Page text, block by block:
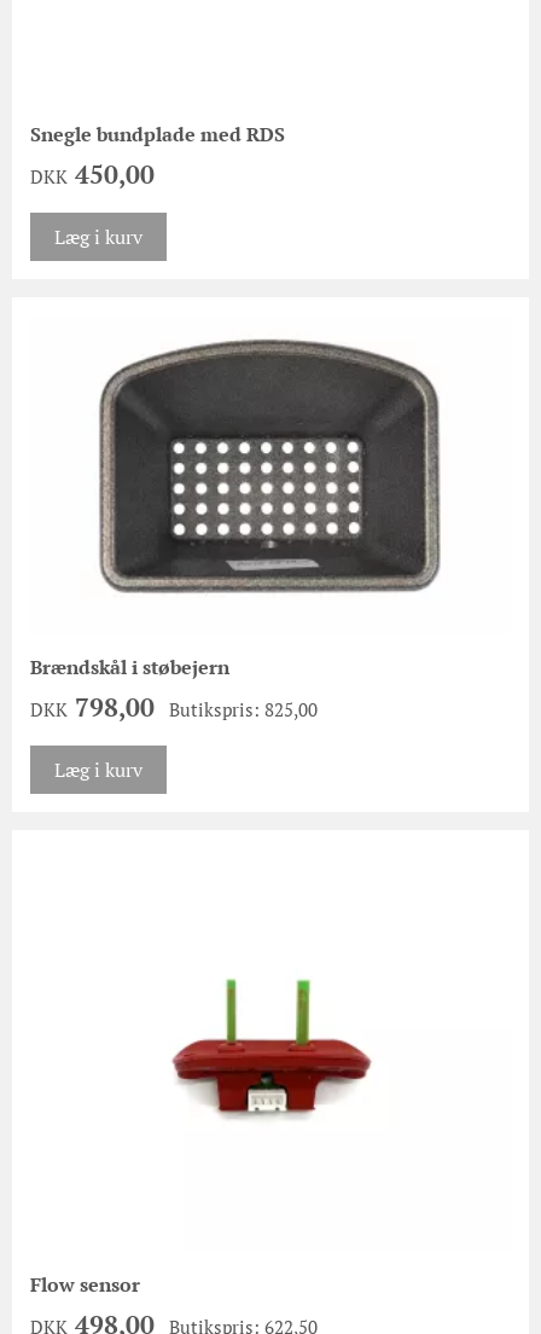
Snegle bundplade med RDS
DKK 450,00
Læg i kurv
Brændskål i støbejern
DKK 798,00 Butikspris: 825,00
Læg i kurv
Flow sensor
DKK 498,00 Butikspris: 622,50